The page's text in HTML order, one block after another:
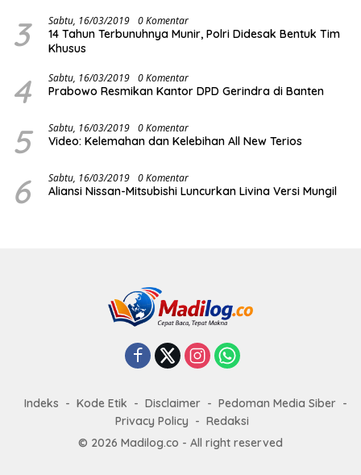
3 Sabtu, 16/03/2019 0 Komentar
14 Tahun Terbunuhnya Munir, Polri Didesak Bentuk Tim
Khusus
4 Sabtu, 16/03/2019 0 Komentar
Prabowo Resmikan Kantor DPD Gerindra di Banten
5 Sabtu, 16/03/2019 0 Komentar
Video: Kelemahan dan Kelebihan All New Terios
6 Sabtu, 16/03/2019 0 Komentar
Aliansi Nissan-Mitsubishi Luncurkan Livina Versi Mungil
Indeks Kode Etik Disclaimer
Pedoman Media Siber
Privacy Policy
Redaksi
© 2026 Madilog.co - All right reserved